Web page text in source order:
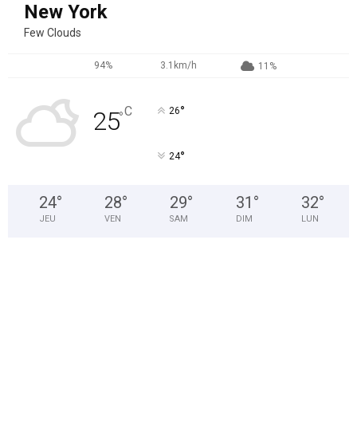
New York
Few Clouds
94% 3.1km/h 11%
25°C 26°
24°
24°
JEU
28°
VEN
29°
SAM
31 °
DIM
32°
LUN